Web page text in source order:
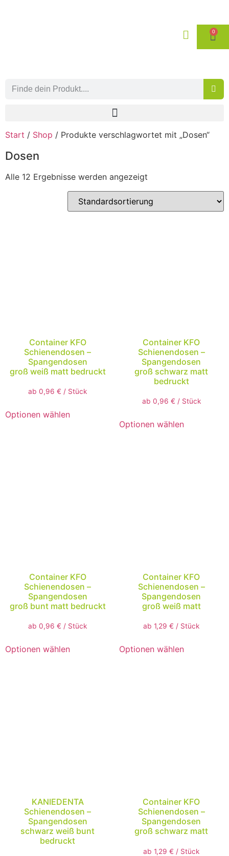
0
Start / Shop / Produkte verschlagwortet mit „Dosen“
Dosen
Alle 12 Ergebnisse werden angezeigt
Container KFO
Schienendosen –
Spangendosen
groß weiß matt bedruckt
ab0,96€ / Stück
Optionen wählen
Container KFO
Schienendosen –
Spangendosen
groß schwarz matt
bedruckt
ab 0,96 € / Stück
Optionen wählen
Container KFO
Schienendosen –
Spangendosen
groß bunt matt bedruckt
ab0,96€ / Stück
Optionen wählen
Container KFO
Schienendosen –
Spangendosen
groß weiß matt
ab1,29€ / Stück
Optionen wählen
KANIEDENTA
Schienendosen –
Spangendosen
schwarz weiß bunt
bedruckt
Container KFO
Schienendosen –
Spangendosen
groß schwarz matt
ab1,29€ / Stück